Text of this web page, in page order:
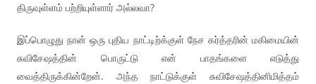
திருவுள்ளம் பற்றியுள்ளார் அல்லவா?
இப்பொழுது நான் ஒரு புதிய நாட்டிற்க்குள் நேச கர்த்தரின் மகிமையின்
சுவிசேஷத்தின் பொருட்டு என் பாதங்களை எடுத்து
வைத்திருக்கின்றேன். அந்த நாட்டுக்குள் சுவிசேஷத்தினிமித்தம்